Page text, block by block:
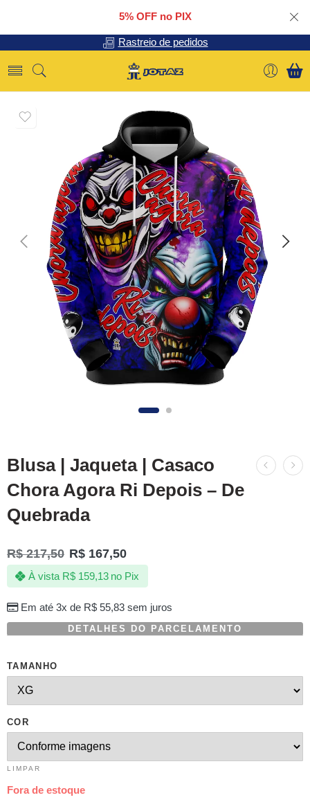
5% OFF no PIX
Rastreio de pedidos
Blusa | Jaqueta | Casaco
Chora Agora Ri Depois – De
Quebrada
R$217,50 R$ 167,50
Em até 3x de R$55,83sem juros
À vista R$159,13 no Pix
DETALHES DO PARCELAMENTO
TAMANHO
COR
LIMPAR
Fora de estoque